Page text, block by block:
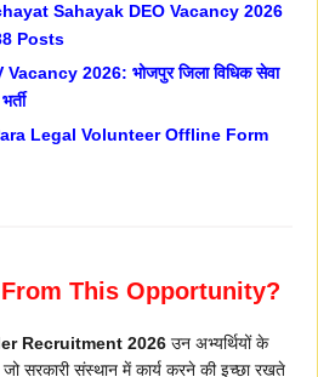
Sahayak DEO Vacancy 2026
Posts
2026: भोजपुर जिला विधिक सेवा
Legal Volunteer Offline Form
This Opportunity?
Recruitment 2026 उन अभ्यर्थियों के
सरकारी संस्थान में कार्य करने की इच्छा रखते